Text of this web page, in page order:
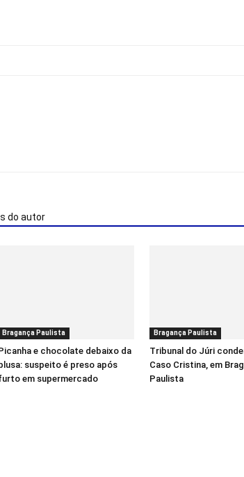
do autor
Bragança Paulista
e chocolate debaixo da
blusa: suspeito é preso após
em supermercado
Bragança Paulista
Tribunal do Júri
Caso Cristina, em
Paulista